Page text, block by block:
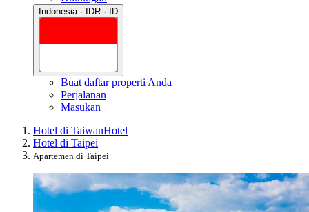
Indonesia · IDR · ID
Buat daftar properti Anda
Perjalanan
Masukan
Hotel di TaiwanHotel
Hotel di Taipei
Apartemen di Taipei